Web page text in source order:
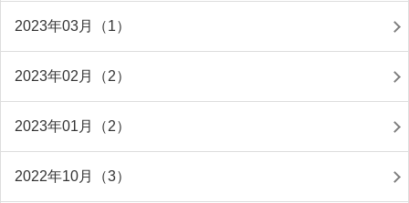
2023年03月（1）
2023年02月（2）
2023年01月（2）
2022年10月（3）